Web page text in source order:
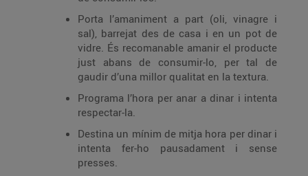
Porta l’amaniment a part (oli, vinagre i
sal), barrejat des de casa i en un pot de
vidre. És recomanable amanir el producte
just abans de consumir-lo, per tal de
gaudir d’una millor qualitat en la textura.
Programa l’hora per anar a dinar i intenta
respectar-la.
Destina un mínim de mitja hora per dinar i
intenta fer-ho pausadament i sense
presses.